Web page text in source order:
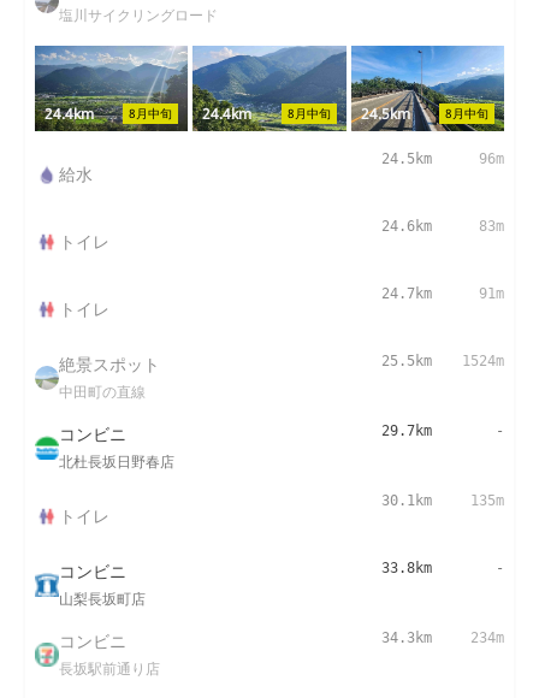
塩川サイクリングロード
8月中旬
24.4km 8月中旬
24.4km 8月中旬
24.5km
給水
24.5km 96m
トイレ
24.6km 83m
トイレ
24.7km 91m
絶景スポット
中田町の直線
25.5km 1524m
コンビニ
北杜長坂日野春店
29.7km -
トイレ
30.1km 135m
コンビニ
山梨長坂町店
33.8km -
コンビニ
長坂駅前通り店
34.3km 234m